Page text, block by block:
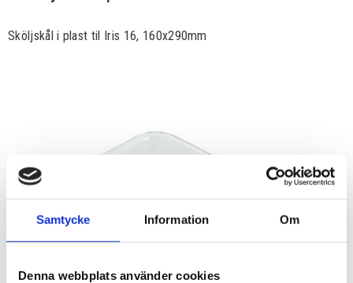
Samtycke Information Om
Denna webbplats använder cookies
Sköljskål i plast til Iris 16, 160x290mm